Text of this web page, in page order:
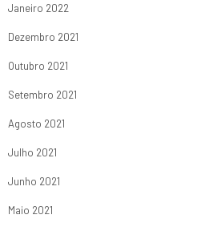
Janeiro 2022
Dezembro 2021
Outubro 2021
Setembro 2021
Agosto 2021
Julho 2021
Junho 2021
Maio 2021